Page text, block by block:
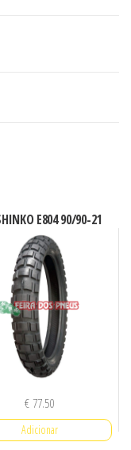
E804 90/90-21
€ 77.50
Adicionar